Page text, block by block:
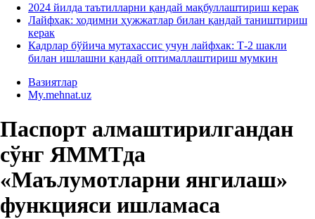
2024 йилда таътилларни қандай мақбуллаштириш керак
Лайфхак: ходимни ҳужжатлар билан қандай таништириш
керак
Кадрлар бўйича мутахассис учун лайфхак: Т-2 шакли
билан ишлашни қандай оптималлаштириш мумкин
Вазиятлар
My.mehnat.uz
Паспорт алмаштирилгандан
сўнг ЯММТда
«Маълумотларни янгилаш»
функцияси ишламаса